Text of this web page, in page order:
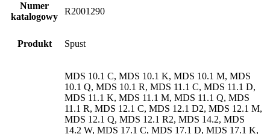
Numer
katalogowy
R2001290
Produkt Spust
MDS 10.1 C, MDS 10.1 K, MDS 10.1 M, MDS
10.1 Q, MDS 10.1 R, MDS 11.1 C, MDS 11.1 D,
MDS 11.1 K, MDS 11.1 M, MDS 11.1 Q, MDS
11.1 R, MDS 12.1 C, MDS 12.1 D2, MDS 12.1 M,
MDS 12.1 Q, MDS 12.1 R2, MDS 14.2, MDS
14.2 W, MDS 17.1 C, MDS 17.1 D, MDS 17.1 K,